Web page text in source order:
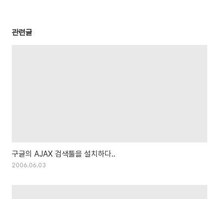
관련글
구글의 AJAX 검색툴을 설치하다..
2006.06.03